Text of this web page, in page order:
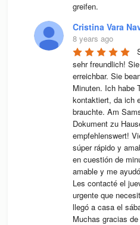
greifen.
Cristina Vara
8 years ago
sehr freundlich!
erreichbar. Sie
Minuten. Ich habe
kontaktiert, da ich
brauchte. Am
Dokument zu
empfehlenswert!
súper rápido y
en cuestión de
amable y me
Les contacté el
urgente que
llegó a casa el
Muchas gracias